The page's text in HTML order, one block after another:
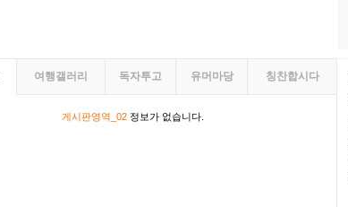
여행갤러리 독자투고 유머마당 칭찬합시다
게시판영역_02정보가 없습니다.